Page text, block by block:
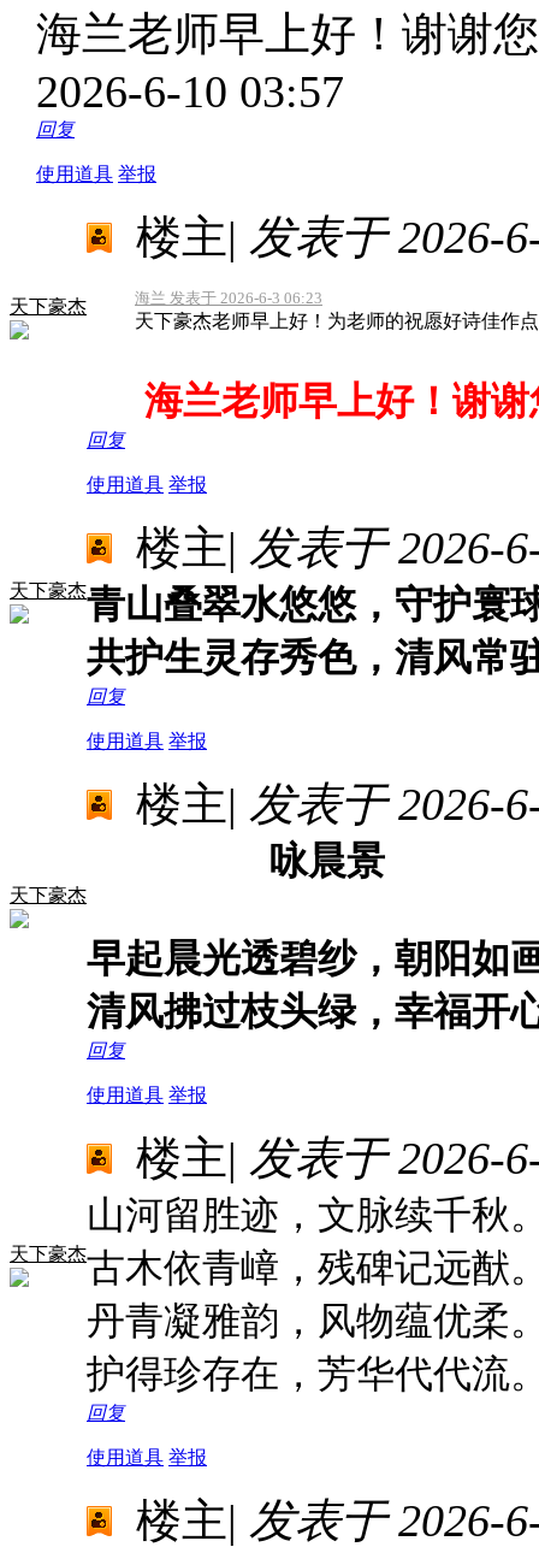
海兰老师早上好！谢谢
2026-6-10 03:57
回复
使用道具 举报
天下豪杰
楼主| 发表于 2026-
海兰 发表于 2026-6-3 06:23
天下豪杰老师早上好！为老师的祝愿好诗佳作
海兰老师早上好！谢谢
回复
使用道具 举报
天下豪杰
楼主| 发表于 2026-
青山叠翠水悠悠，守护寰
共护生灵存秀色，清风常
回复
使用道具 举报
天下豪杰
楼主| 发表于 2026-
咏晨景
早起晨光透碧纱，朝阳如
清风拂过枝头绿，幸福开
回复
使用道具 举报
天下豪杰
楼主| 发表于 2026-
山河留胜迹，文脉续千秋
古木依青嶂，残碑记远猷
丹青凝雅韵，风物蕴优柔
护得珍存在，芳华代代流
回复
使用道具 举报
楼主| 发表于 2026-